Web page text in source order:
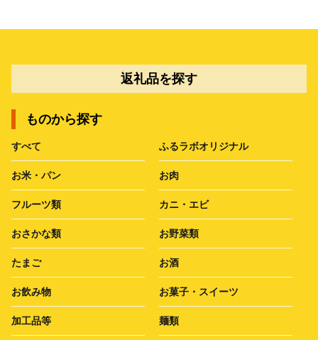
返礼品を探す
ものから探す
すべて ふるラボオリジナル
お米・パン お肉
フルーツ類 カニ・エビ
おさかな類 お野菜類
たまご お酒
お飲み物 お菓子・スイーツ
加工品等 麺類